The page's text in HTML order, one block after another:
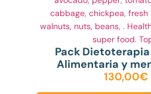
Pack
Alimentaria y
130,00€